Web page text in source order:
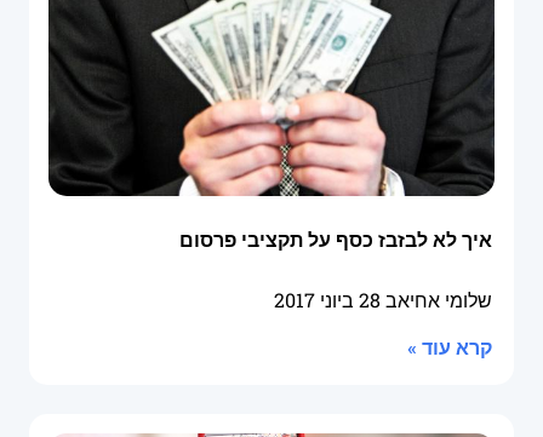
איך לא לבזבז כסף על תקציבי פרסום
שלומי אחיאב 28 ביוני 2017
קרא עוד »